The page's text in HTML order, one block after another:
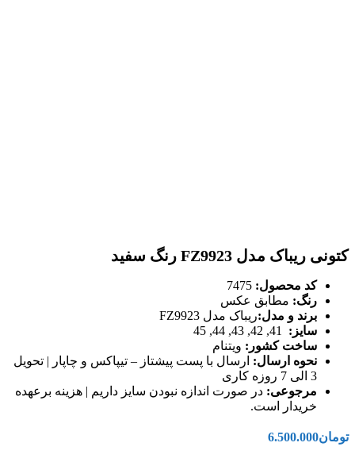
کتونی ریباک مدل FZ9923 رنگ سفید
کد محصول: 7475
رنگ: مطابق عکس
برند و مدل:ریباک مدل FZ9923
سایز:
41, 42, 43, 44, 45
ساخت کشور: ویتنام
نحوه ارسال: ارسال با پست پیشتاز – تیپاکس و چاپار | تحویل
3 الی 7 روزه کاری
مرجوعی: در صورت اندازه نبودن سایز داریم | هزینه برعهده
خریدار است.
تومان6.500.000